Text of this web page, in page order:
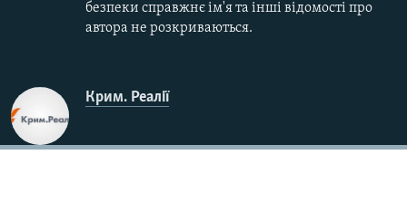
безпеки справжнє ім'я та інші відомості про
автора не розкриваються.
Крим. Реалії